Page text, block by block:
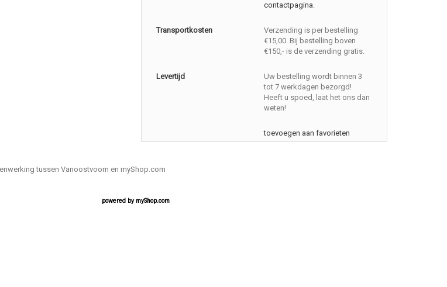
contactpagina.
Transportkosten
Verzending is per bestelling
€15,00. Bij bestelling boven
€150,- is de verzending gratis.
Levertijd
Uw bestelling wordt binnen 3
tot 7 werkdagen bezorgd!
Heeft u spoed, laat het ons dan
weten!
toevoegen aan favorieten
tussen Vanoostvoorn en myShop.com
powered by myShop.com